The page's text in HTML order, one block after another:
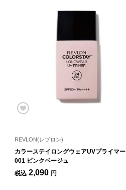
REVLON(レブロン)
カラーステイロングウェアUVプライマー
001 ピンクベージュ
税込 2,090 円